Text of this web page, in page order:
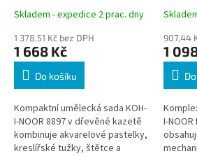
v dřevěné kazetě
Skladem - expedice 2 prac. dny
1 378,51 Kč bez DPH
1 668 Kč
Do košíku
Kompaktní umělecká sada KOH-
I-NOOR 8897 v dřevěné kazetě
kombinuje akvarelové pastelky,
kreslířské tužky, štětce a
907,44
1
I-NOOR